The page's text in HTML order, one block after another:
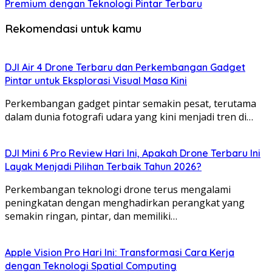
Premium dengan Teknologi Pintar Terbaru
Rekomendasi untuk kamu
DJI Air 4 Drone Terbaru dan Perkembangan Gadget
Pintar untuk Eksplorasi Visual Masa Kini
Perkembangan gadget pintar semakin pesat, terutama
dalam dunia fotografi udara yang kini menjadi tren di…
DJI Mini 6 Pro Review Hari Ini, Apakah Drone Terbaru Ini
Layak Menjadi Pilihan Terbaik Tahun 2026?
Perkembangan teknologi drone terus mengalami
peningkatan dengan menghadirkan perangkat yang
semakin ringan, pintar, dan memiliki…
Apple Vision Pro Hari Ini: Transformasi Cara Kerja
dengan Teknologi Spatial Computing